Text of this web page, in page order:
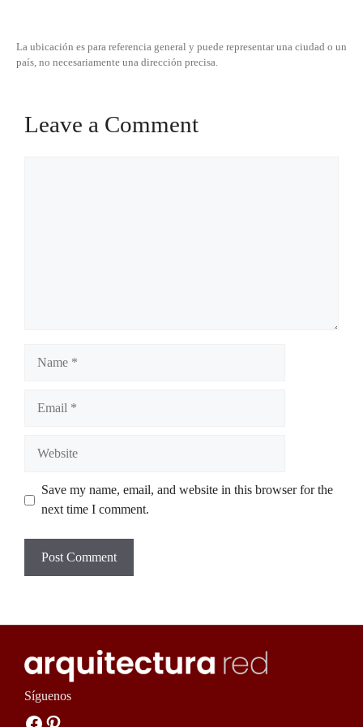
La ubicación es para referencia general y puede representar una ciudad o un
país, no necesariamente una dirección precisa.
Leave a Comment
Save my name, email, and website in this browser for the
next time I comment.
Síguenos
Facebook
Pinterest